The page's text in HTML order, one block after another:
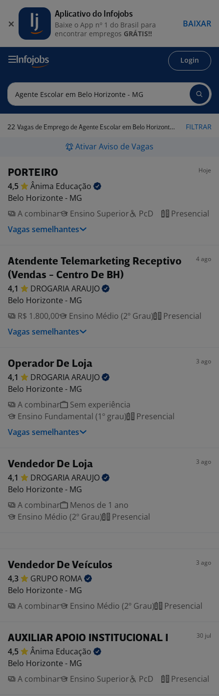
Login
22 Vagas de Emprego de Agente Escolar em Belo Horizonte - MG FILTRAR
Ativar Aviso de Vagas
PORTEIRO Hoje
4,5 Ânima Educação
Belo Horizonte - MG
A combinar
Ensino Superior PcD
Presencial
Vagas semelhantes
Atendente Telemarketing Receptivo
(Vendas - Centro De BH)
4 ago
4,1 DROGARIAARAUJO
Belo Horizonte - MG
R$ 1.800,00
Ensino Médio (2º Grau)
Presencial
Vagas semelhantes
Operador De Loja 3 ago
4,1 DROGARIAARAUJO
Belo Horizonte - MG
A combinar
Sem experiência
Ensino Fundamental (1º grau)
Presencial
Vagas semelhantes
Vendedor De Loja 3 ago
4,1 DROGARIAARAUJO
Belo Horizonte - MG
A combinar
Menos de 1 ano
Ensino Médio (2º Grau)
Presencial
Vendedor De Veículos 3 ago
4,3 GRUPO ROMA
Belo Horizonte - MG
A combinar
Ensino Médio (2º Grau) Presencial
AUXILIAR APOIO INSTITUCIONAL I 30 jul
4,5 Ânima Educação
Belo Horizonte - MG
A combinar
Ensino Superior PcD Presencial
Aplicativo do Infojobs
Baixe o App nº 1 do Brasil para
encontrar empregos GRÁTIS!!
BAIXAR